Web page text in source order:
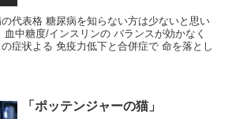
代表格 糖尿病を知らない方は少ないと思い
血中糖度/インスリンの バランスが効かなく
症状よる 免疫力低下と合併症で 命を落とし
「ポッテンジャーの猫」